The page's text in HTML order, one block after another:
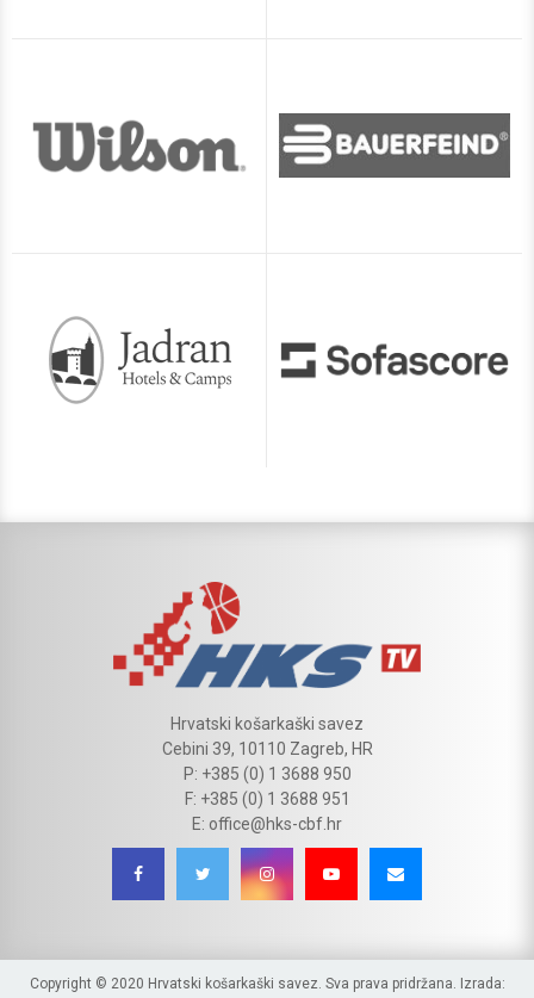
Hrvatski košarkaški savez
Cebini 39, 10110 Zagreb, HR
P: +385 (0) 1 3688 950
F: +385 (0) 1 3688 951
E: office@hks-cbf.hr
Copyright © 2020 Hrvatski košarkaški savez. Sva prava pridržana. Izrada: